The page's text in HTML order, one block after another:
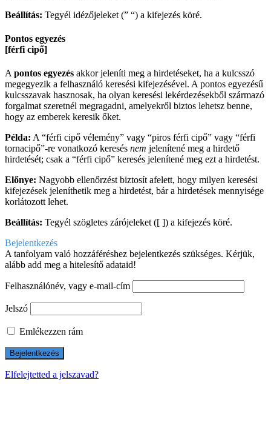
Beállítás: Tegyél idézőjeleket (” “) a kifejezés köré.
Pontos egyezés
[férfi cipő]
A pontos egyezés akkor jeleníti meg a hirdetéseket, ha a kulcsszó
megegyezik a felhasználó keresési kifejezésével. A pontos egyezésű
kulcsszavak hasznosak, ha olyan keresési lekérdezésekből származó
forgalmat szeretnél megragadni, amelyekről biztos lehetsz benne,
hogy az emberek keresik őket.
Példa: A “férfi cipő vélemény” vagy “piros férfi cipő” vagy “férfi
tornacipő”-re vonatkozó keresés nem jelenítené meg a hirdető
hirdetését; csak a “férfi cipő” keresés jelenítené meg ezt a hirdetést.
Előnye: Nagyobb ellenőrzést biztosít afelett, hogy milyen keresési
kifejezések jeleníthetik meg a hirdetést, bár a hirdetések mennyisége
korlátozott lehet.
Beállítás: Tegyél szögletes zárójeleket ([ ]) a kifejezés köré.
Bejelentkezés
A tanfolyam való hozzáféréshez bejelentkezés szükséges. Kérjük,
alább add meg a hitelesítő adataid!
Felhasználónév, vagy e-mail-cím
Jelszó
Emlékezzen rám
Elfelejtetted a jelszavad?